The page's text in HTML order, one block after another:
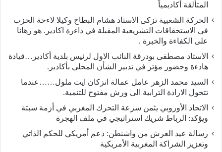
المتألقة أكاديمياً
الحركة الشعبية تزكى الاستاد هشام البطاح وكيلا لاءحة الحزب
فى الاستحقاقات التشريعية المقبلة في داءرة اكادير. هو رهانا
على الكفاءة والخبرة .
الاستاد مصطفى بودرقة النائب الاول لرئيس بلدية أكادير…قيادة
هادءة وحضور مؤتر في تدبير الشأن المحلي بأكادير.
السيد محمد الزهر عامل عمالة انزكان ايت ملول……عندما
تتحول الارادة الترابية الى ورش مفتوح للتنمية.
الاتحاد الأوروبي يثمن سرعة التحرك المغربي في أزمة سبتة
ويؤكد: الرباط شريك استراتيجي في ملف الهجرة
رسالة عيد العرش من واشنطن: دعم أمريكي للحكم الذاتي
وتعزيز الشراكة المغربية الأمريكية